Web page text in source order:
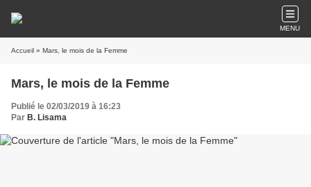
MENU
Accueil » Mars, le mois de la Femme
Mars, le mois de la Femme
Publié le 02/03/2019 à 16:23
Par B. Lisama